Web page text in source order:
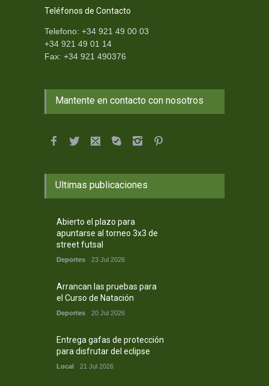
Teléfonos de Contacto
Telefono: +34 921 49 00 03
+34 921 49 01 14
Fax: +34 921 490376
Mantente en contacto con nosotros
Ultimas publicaciones
Abierto el plazo para
apuntarse al torneo 3x3 de
street futsal
Deportes 23 Jul 2026
Arrancan las pruebas para
el Curso de Natación
Deportes 20 Jul 2026
Entrega gafas de protección
para disfrutar del eclipse
Local 21 Jul 2026